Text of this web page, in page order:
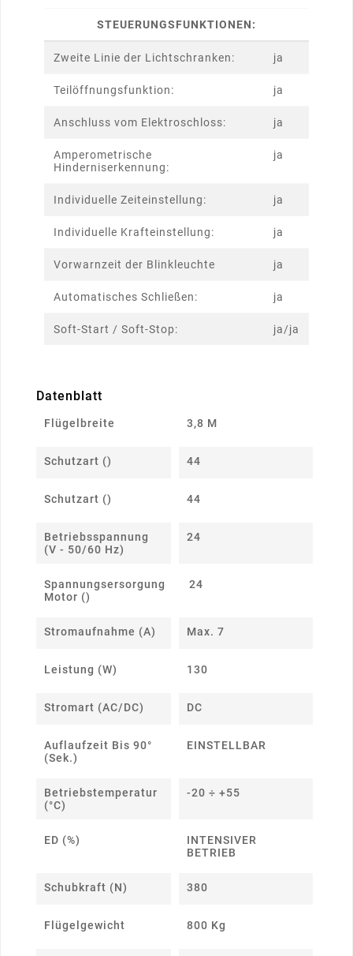
STEUERUNGSFUNKTIONEN:
Zweite Linie der Lichtschranken: ja
Teilöffnungsfunktion: ja
Anschluss vom Elektroschloss: ja
Amperometrische
Hinderniserkennung:
ja
Individuelle Zeiteinstellung: ja
Individuelle Krafteinstellung: ja
Vorwarnzeit der Blinkleuchte ja
Automatisches Schließen: ja
Soft-Start / Soft-Stop: ja/ja
Datenblatt
Flügelbreite 3,8 M
Schutzart () 44
Schutzart () 44
Betriebsspannung
(V - 50/60 Hz)
24
Spannungsersorgung
Motor ()
24
Stromaufnahme (A) Max. 7
Leistung (W) 130
Stromart (AC/DC) DC
Auflaufzeit Bis 90°
(Sek.)
EINSTELLBAR
Betriebstemperatur
(°C)
-20 ÷ +55
ED (%)
INTENSIVER
BETRIEB
Schubkraft (N) 380
Flügelgewicht 800 Kg